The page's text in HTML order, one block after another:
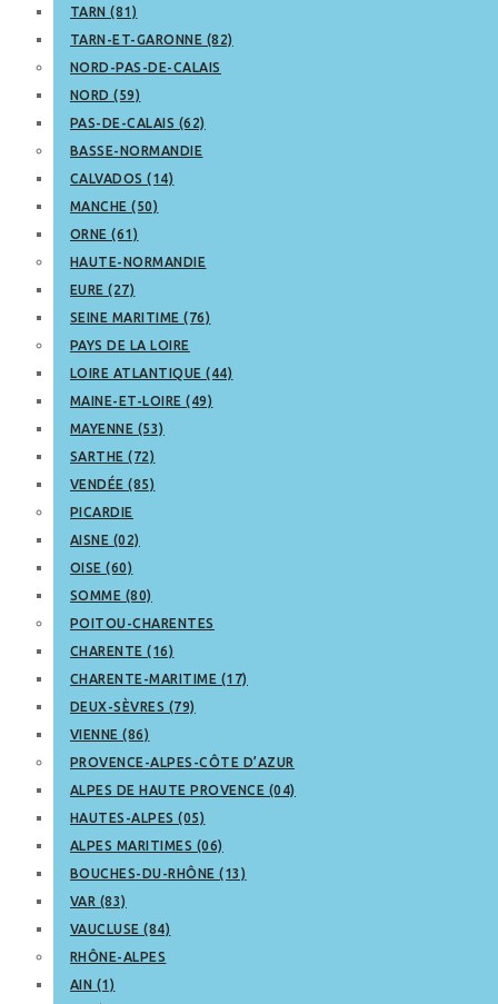
TARN (81)
TARN-ET-GARONNE (82)
NORD-PAS-DE-CALAIS
NORD (59)
PAS-DE-CALAIS (62)
BASSE-NORMANDIE
CALVADOS (14)
MANCHE (50)
ORNE (61)
HAUTE-NORMANDIE
EURE (27)
SEINE MARITIME (76)
PAYS DE LA LOIRE
LOIRE ATLANTIQUE (44)
MAINE-ET-LOIRE (49)
MAYENNE (53)
SARTHE (72)
VENDÉE (85)
PICARDIE
AISNE (02)
OISE (60)
SOMME (80)
POITOU-CHARENTES
CHARENTE (16)
CHARENTE-MARITIME (17)
DEUX-SÈVRES (79)
VIENNE (86)
PROVENCE-ALPES-CÔTE D’AZUR
ALPES DE HAUTE PROVENCE (04)
HAUTES-ALPES (05)
ALPES MARITIMES (06)
BOUCHES-DU-RHÔNE (13)
VAR (83)
VAUCLUSE (84)
RHÔNE-ALPES
AIN (1)